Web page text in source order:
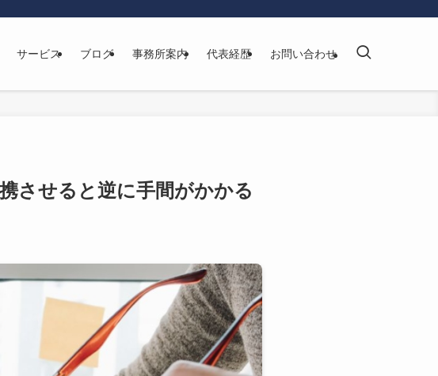
サービス ブログ 事務所案内 代表経歴 お問い合わせ
させると逆に手間がかかる